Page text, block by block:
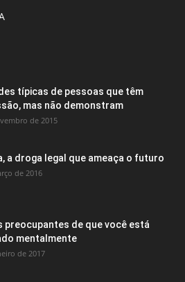
típicas de pessoas que têm
mas não demonstram
de 2015
a droga legal que ameaça o futuro
de 2016
preocupantes de que você está
mentalmente
de 2017